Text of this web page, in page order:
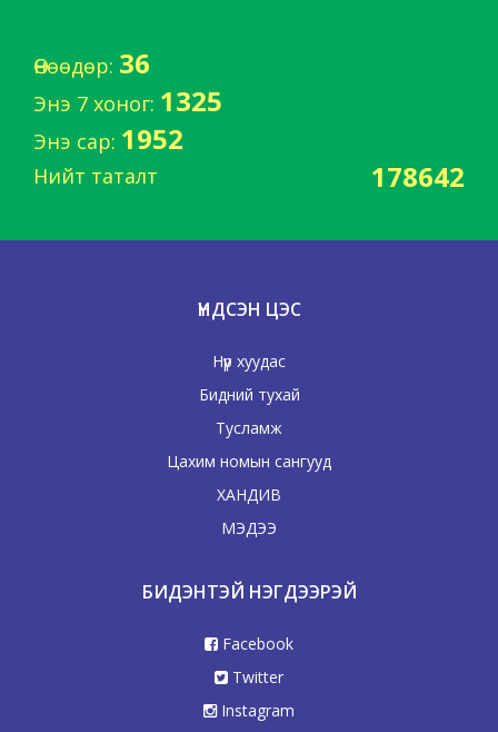
Өнөөдөр: 36
Энэ 7 хоног: 1325
Энэ сар: 1952
Нийт таталт 178642
ҮНДСЭН ЦЭС
Нүүр хуудас
Бидний тухай
Тусламж
Цахим номын сангууд
ХАНДИВ
МЭДЭЭ
БИДЭНТЭЙ НЭГДЭЭРЭЙ
Facebook
Twitter
Instagram